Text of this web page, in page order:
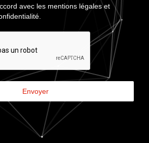
avec les mentions légales et
Envoyer